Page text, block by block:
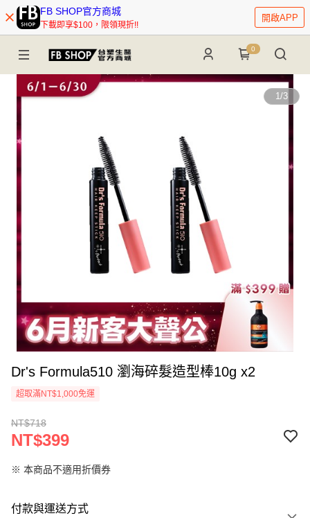
FB SHOP官方商城
下載即享$100，限領現折!!
開啟APP
0
1/3
Dr's Formula510 瀏海碎髮造型棒10g x2
超取滿NT$1,000免運
NT$718
NT$399
※ 本商品不適用折價券
付款與運送方式